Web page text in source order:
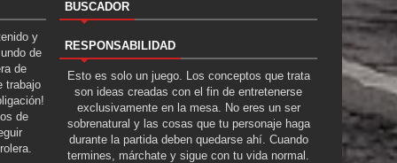
y
de
de
trabajo
de
BUSCADOR
RESPONSABILIDAD
Esto es solo un juego. Los conceptos que trata
son ideas creadas con el fin de entretenerse
exclusivamente en la mesa. No eres un ser
sobrenatural y las cosas que tu personaje haga
durante la partida deben quedarse ahí. Cuando
termines, márchate y sigue con tu vida normal.